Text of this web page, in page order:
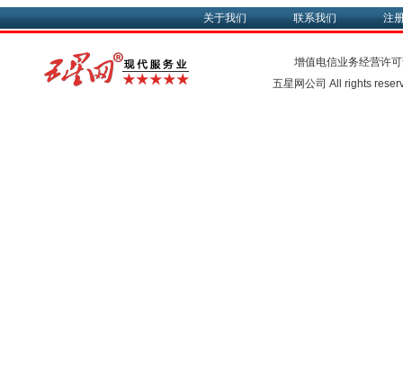
关于我们 联系我们 注
增值电信业务经营许
五星网公司 All rights